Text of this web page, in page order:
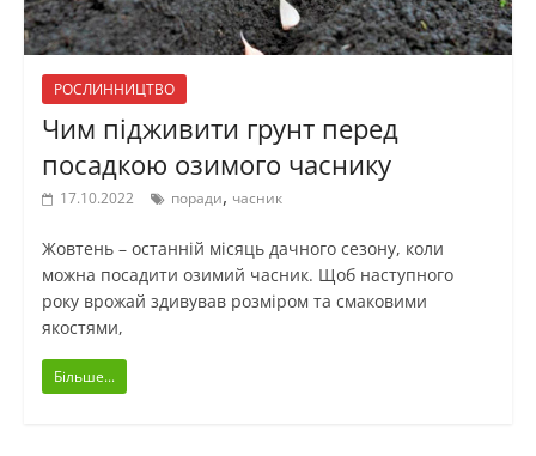
РОСЛИННИЦТВО
Чим підживити грунт перед
посадкою озимого часнику
17.10.2022 поради, часник
Жовтень – останній місяць дачного сезону, коли
можна посадити озимий часник. Щоб наступного
року врожай здивував розміром та смаковими
якостями,
Більше...